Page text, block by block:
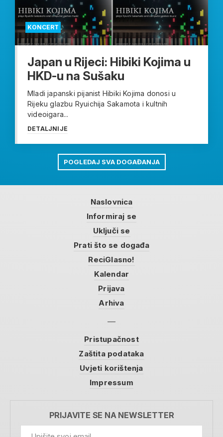
KONCERT
Japan u Rijeci: Hibiki Kojima u
HKD-u na Sušaku
Mladi japanski pijanist Hibiki Kojima donosi u
Rijeku glazbu Ryuichija Sakamota i kultnih
videoigara...
DETALJNIJE
POGLEDAJ SVA DOGAĐANJA
Naslovnica
Informiraj se
Uključi se
Prati što se događa
ReciGlasno!
Kalendar
Prijava
Arhiva
Pristupačnost
Zaštita podataka
Uvjeti korištenja
Impressum
PRIJAVITE SE NA NEWSLETTER